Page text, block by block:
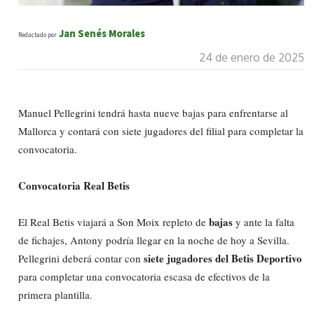
Redactado por Jan Senés Morales
24 de enero de 2025
Manuel Pellegrini tendrá hasta nueve bajas para enfrentarse al
Mallorca y contará con siete jugadores del filial para completar la
convocatoria.
Convocatoria Real Betis
El Real Betis viajará a Son Moix repleto de bajas y ante la falta
de fichajes, Antony podría llegar en la noche de hoy a Sevilla.
Pellegrini deberá contar con siete jugadores del Betis Deportivo
para completar una convocatoria escasa de efectivos de la
primera plantilla.